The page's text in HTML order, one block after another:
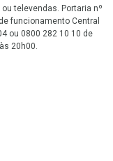
televendas. Portaria nº
funcionamento Central
ou 0800 282 10 10 de
20h00.